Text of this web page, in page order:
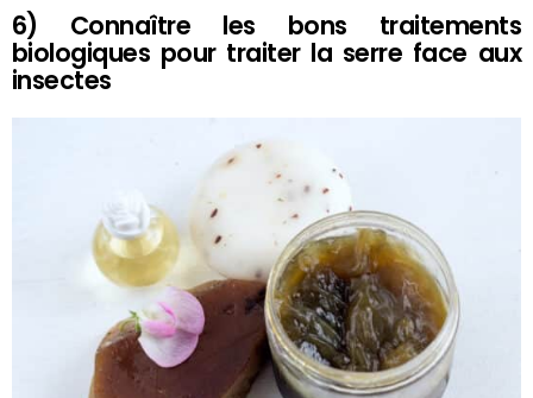
6) Connaître les bons traitements
biologiques pour traiter la serre face aux
insectes